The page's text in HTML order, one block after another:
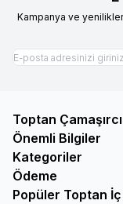
Kampanya ve
Toptan Çamaşırcı
Önemli Bilgiler
Kategoriler
Ödeme
Popüler Toptan İç